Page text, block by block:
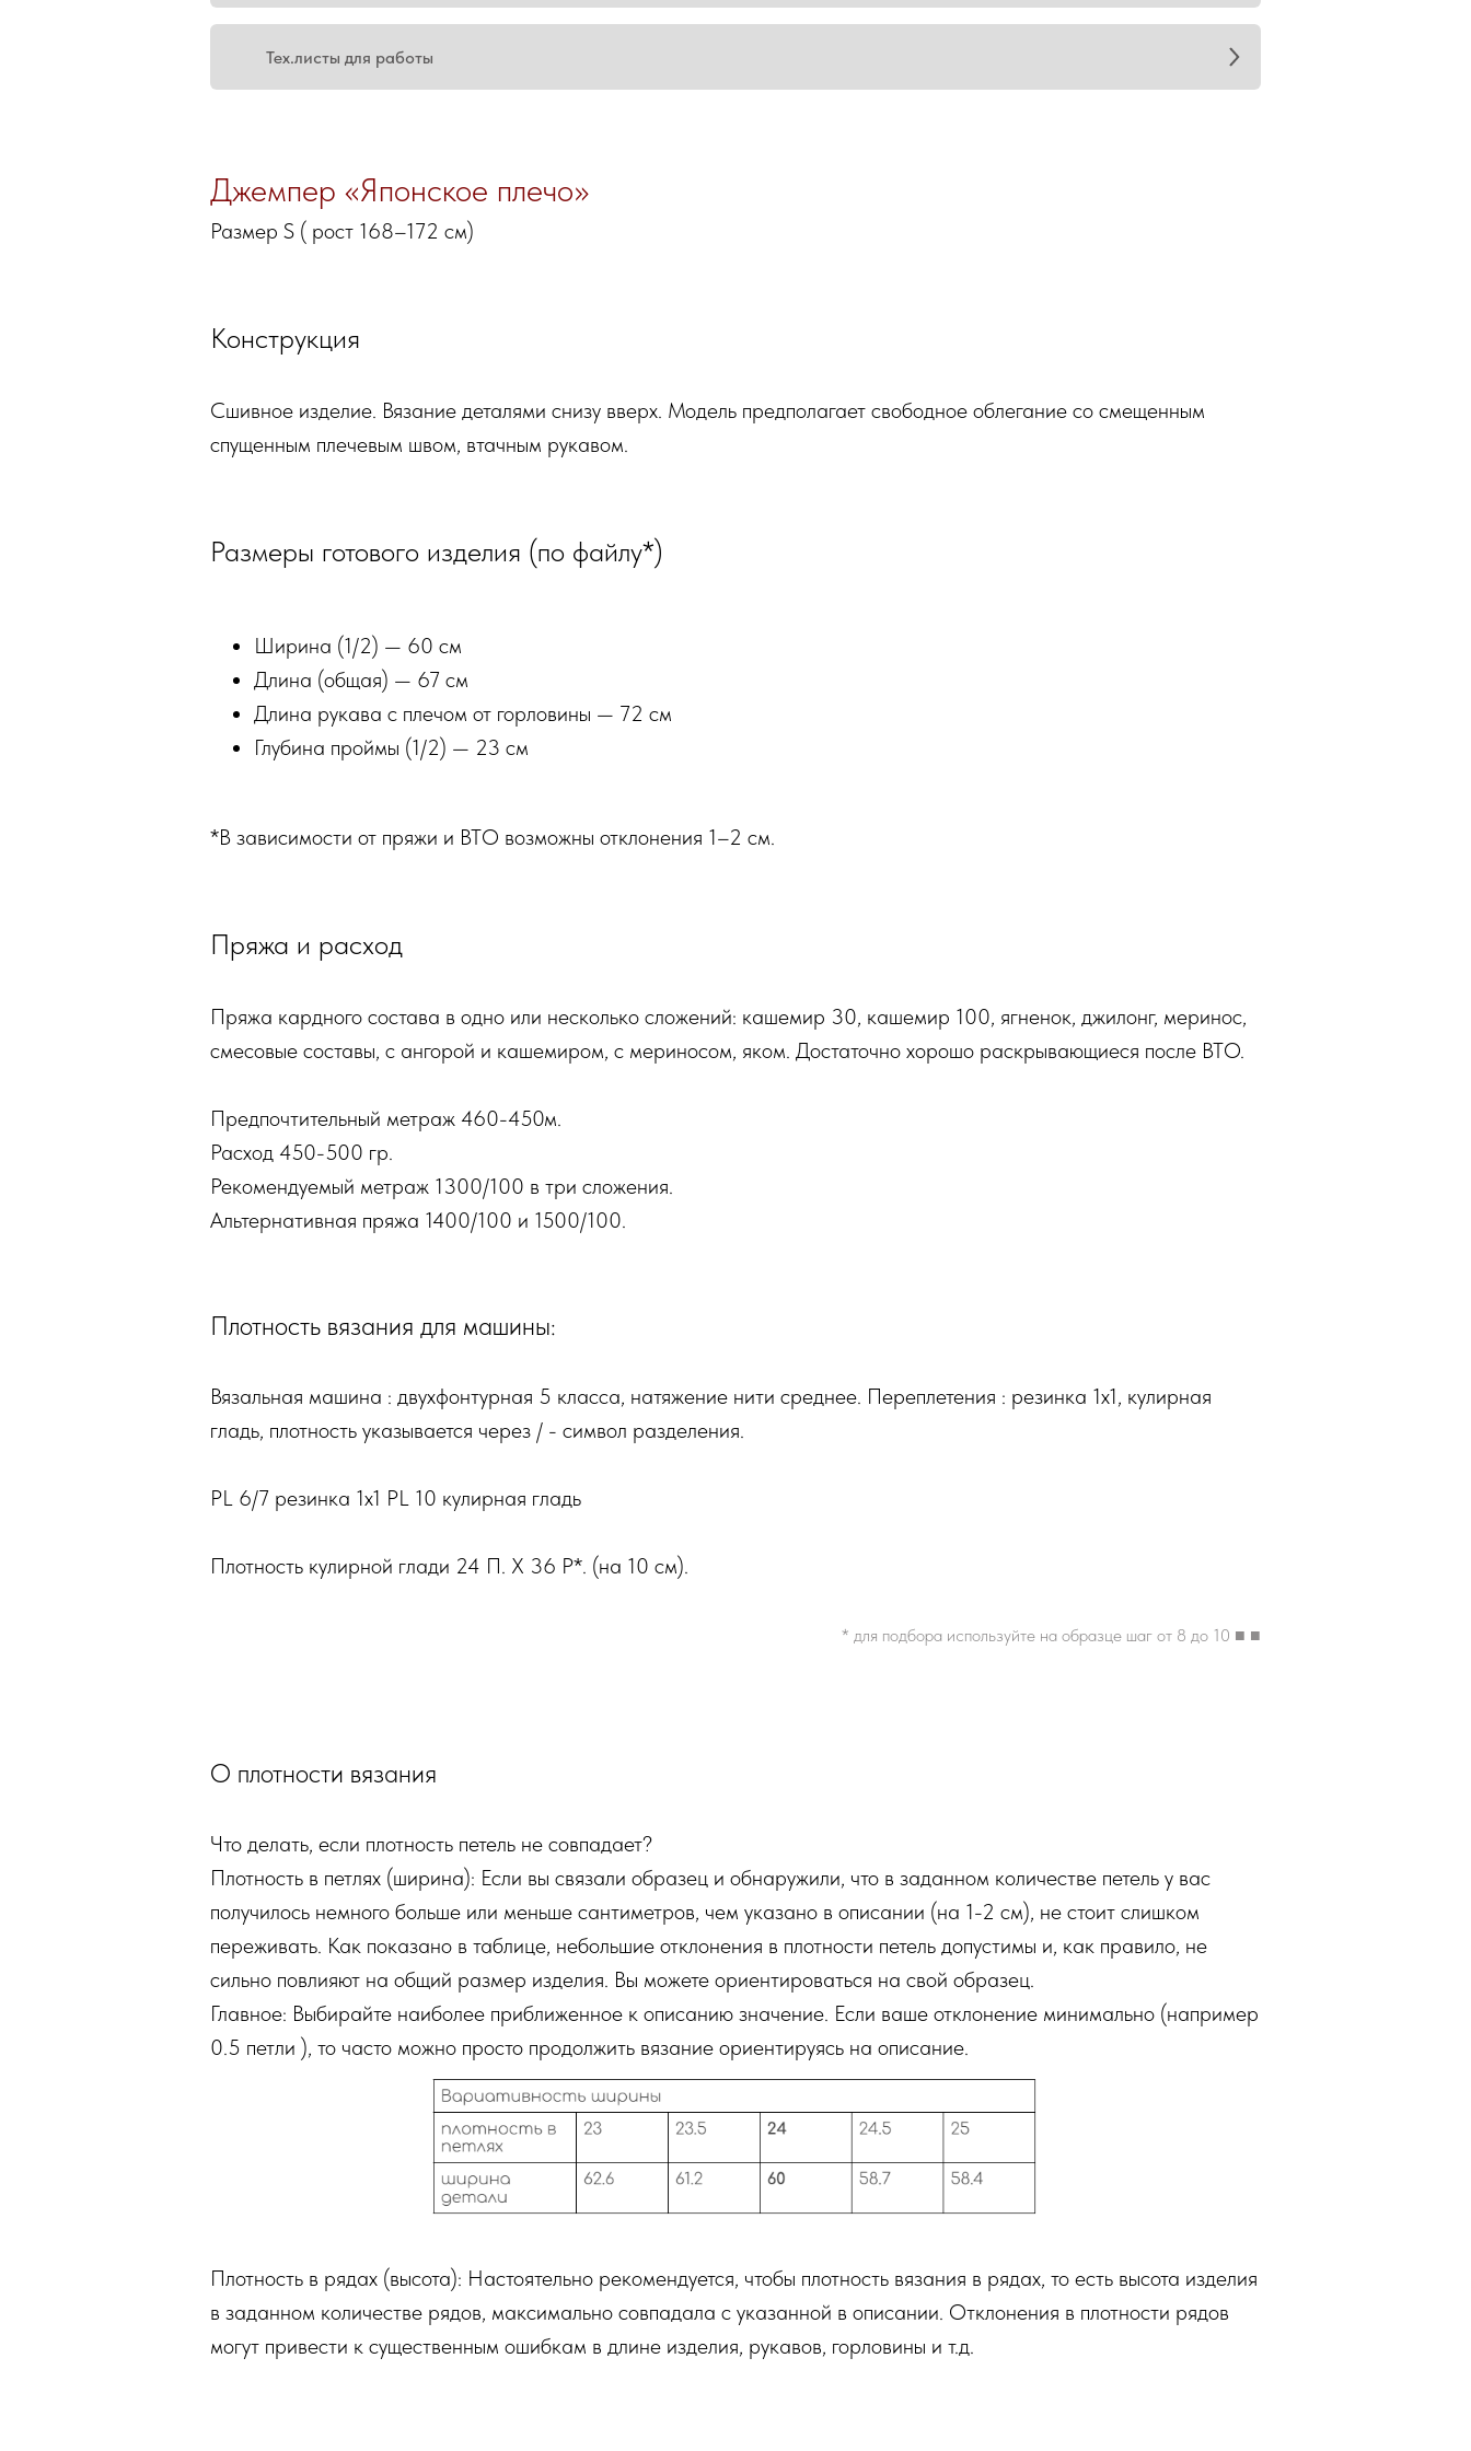
Тех.листы для работы
Джемпер «Японское плечо»
Размер S ( рост 168–172 см)
Конструкция
Сшивное изделие. Вязание деталями снизу вверх. Модель предполагает свободное облегание со смещенным
спущенным плечевым швом, втачным рукавом.
Размеры готового изделия (по файлу*)
Ширина (1/2) — 60 см
Длина (общая) — 67 см
Длина рукава с плечом от горловины — 72 см
Глубина проймы (1/2) — 23 см
*В зависимости от пряжи и ВТО возможны отклонения 1–2 см.
Пряжа и расход
Пряжа кардного состава в одно или несколько сложений: кашемир 30, кашемир 100, ягненок, джилонг, меринос,
смесовые составы, с ангорой и кашемиром, с мериносом, яком. Достаточно хорошо раскрывающиеся после ВТО.
Предпочтительный метраж 460-450м.
Расход 450-500 гр.
Рекомендуемый метраж 1300/100 в три сложения.
Альтернативная пряжа 1400/100 и 1500/100.
Плотность вязания для машины:
Вязальная машина : двухфонтурная 5 класса, натяжение нити среднее. Переплетения : резинка 1x1, кулирная
гладь, плотность указывается через / - символ разделения.
PL 6/7 резинка 1x1 PL 10 кулирная гладь
Плотность кулирной глади 24 П. X 36 Р*. (на 10 см).
* для подбора используйте на образце шаг от 8 до 10 ■ ■
О плотности вязания
Что делать, если плотность петель не совпадает?
Плотность в петлях (ширина): Если вы связали образец и обнаружили, что в заданном количестве петель у вас
получилось немного больше или меньше сантиметров, чем указано в описании (на 1-2 см), не стоит слишком
переживать. Как показано в таблице, небольшие отклонения в плотности петель допустимы и, как правило, не
сильно повлияют на общий размер изделия. Вы можете ориентироваться на свой образец.
Главное: Выбирайте наиболее приближенное к описанию значение. Если ваше отклонение минимально (например
0.5 петли ), то часто можно просто продолжить вязание ориентируясь на описание.
Плотность в рядах (высота): Настоятельно рекомендуется, чтобы плотность вязания в рядах, то есть высота изделия
в заданном количестве рядов, максимально совпадала с указанной в описании. Отклонения в плотности рядов
могут привести к существенным ошибкам в длине изделия, рукавов, горловины и т.д.